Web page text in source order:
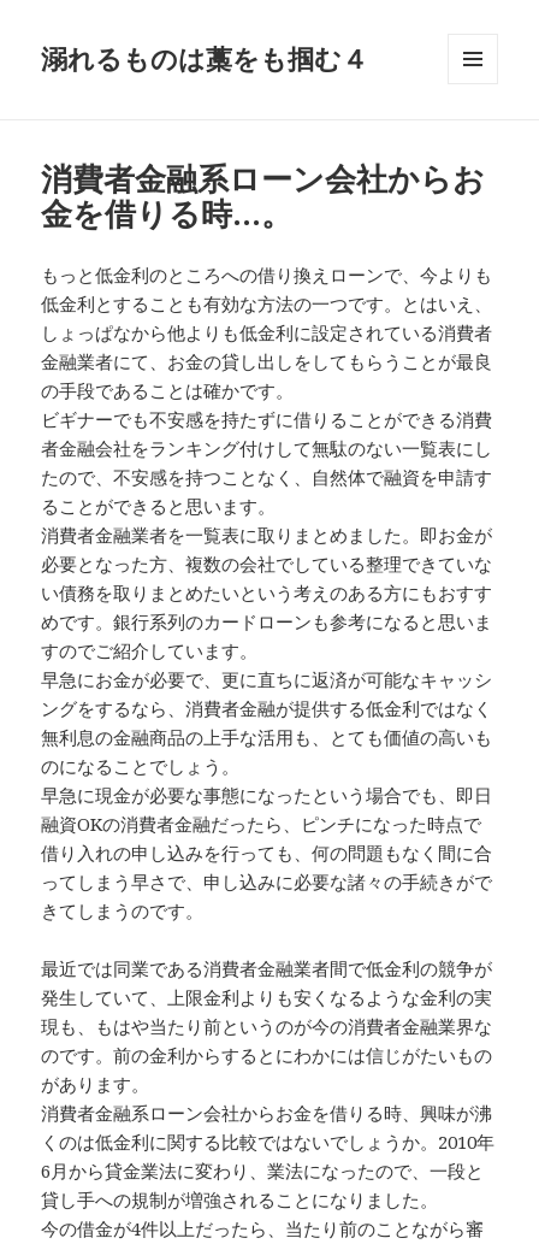
溺れるものは藁をも掴む４
消費者金融系ローン会社からお
金を借りる時…。
もっと低金利のところへの借り換えローンで、今よりも
低金利とすることも有効な方法の一つです。とはいえ、
しょっぱなから他よりも低金利に設定されている消費者
金融業者にて、お金の貸し出しをしてもらうことが最良
の手段であることは確かです。
ビギナーでも不安感を持たずに借りることができる消費
者金融会社をランキング付けして無駄のない一覧表にし
たので、不安感を持つことなく、自然体で融資を申請す
ることができると思います。
消費者金融業者を一覧表に取りまとめました。即お金が
必要となった方、複数の会社でしている整理できていな
い債務を取りまとめたいという考えのある方にもおすす
めです。銀行系列のカードローンも参考になると思いま
すのでご紹介しています。
早急にお金が必要で、更に直ちに返済が可能なキャッシ
ングをするなら、消費者金融が提供する低金利ではなく
無利息の金融商品の上手な活用も、とても価値の高いも
のになることでしょう。
早急に現金が必要な事態になったという場合でも、即日
融資OKの消費者金融だったら、ピンチになった時点で
借り入れの申し込みを行っても、何の問題もなく間に合
ってしまう早さで、申し込みに必要な諸々の手続きがで
きてしまうのです。
最近では同業である消費者金融業者間で低金利の競争が
発生していて、上限金利よりも安くなるような金利の実
現も、もはや当たり前というのが今の消費者金融業界な
のです。前の金利からするとにわかには信じがたいもの
があります。
消費者金融系ローン会社からお金を借りる時、興味が沸
くのは低金利に関する比較ではないでしょうか。2010年
6月から貸金業法に変わり、業法になったので、一段と
貸し手への規制が増強されることになりました。
今の借金が4件以上だったら、当たり前のことながら審